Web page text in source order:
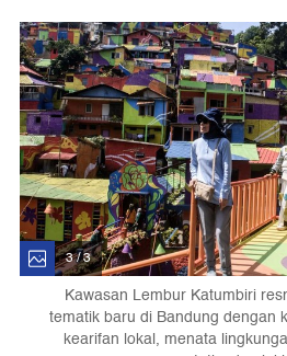
3 / 3
Kawasan Lembur Katumbiri
tematik baru di Bandung dengan
kearifan lokal, menata